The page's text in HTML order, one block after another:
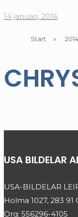
14 januari, 2016
Start » 2014
USA BILDELAR
USA-BILDELAR
Holma 1027, 283 91
Org: 556296-4105